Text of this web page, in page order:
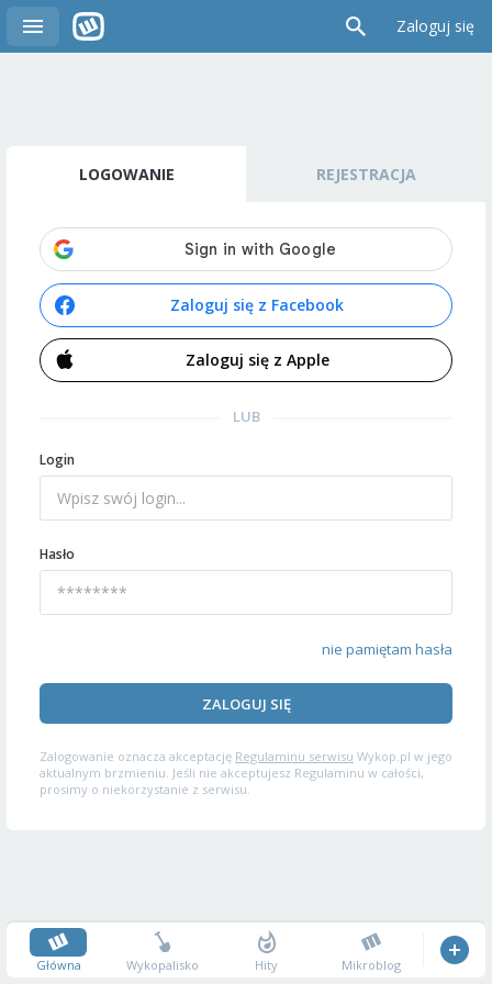
Zaloguj się
LOGOWANIE REJESTRACJA
Zaloguj się z Facebook
Zaloguj się z Apple
LUB
Login
Hasło
nie pamiętam hasła
ZALOGUJ SIĘ
Zalogowanie oznacza akceptację Regulaminu serwisu Wykop.pl w jego
aktualnym brzmieniu. Jeśli nie akceptujesz Regulaminu w całości,
prosimy o niekorzystanie z serwisu.
Główna Wykopalisko Hity Mikroblog